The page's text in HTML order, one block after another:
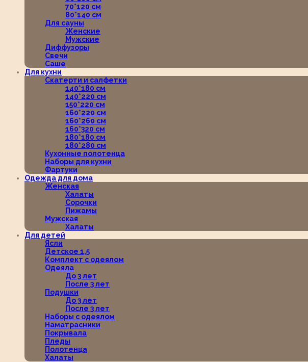
70*120 см
80*140 см
Для сауны
Женские
Мужские
Диффузоры
Свечи
Саше
Для кухни
Скатерти и салфетки
140*180 см
140*220 см
150*220 см
160*220 см
160*260 см
160*320 см
180*180 см
180*280 см
Кухонные полотенца
Наборы для кухни
Фартуки
Одежда для дома
Женская
Халаты
Сорочки
Пижамы
Мужская
Халаты
Для детей
Ясли
Детское 1,5
Комплект с одеялом
Одеяла
До 3 лет
После 3 лет
Подушки
До 3 лет
После 3 лет
Наборы с одеялом
Наматрасники
Покрывала
Пледы
Полотенца
Халаты